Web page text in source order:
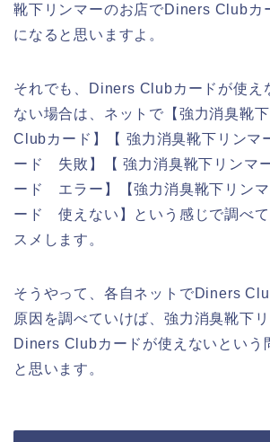
靴下リンマーのお店でDiners Clubカ
になると思いますよ。
それでも、Diners Clubカードが使え
ない場合は、ネットで【強力消臭靴
Clubカード】【 強力消臭靴下リンマ
ード 失敗】【 強力消臭靴下リンマ
ード エラー】【強力消臭靴下リン
ード 使えない】という感じで調べて
スメします。
そうやって、各自ネットでDiners
原因を調べていけば、強力消臭靴下
Diners Clubカードが使えないという
と思います。